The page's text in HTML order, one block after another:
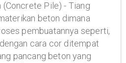
Pile) - Tiang
beton dimana
pembuatannya seperti,
cara cor ditempat
pancang beton yang